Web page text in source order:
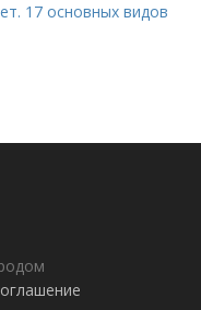
17 основных видов